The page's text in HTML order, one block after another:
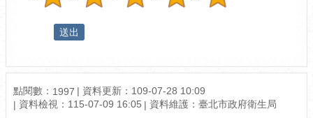
點閱數： 1997
資料更新：109-07-28 10:09
資料檢視：115-07-09 16:05
資料維護：臺北市政府衛生局